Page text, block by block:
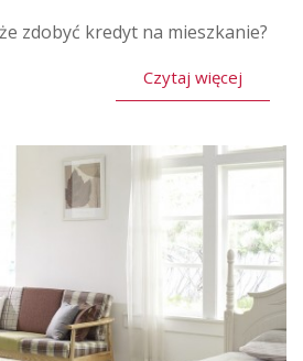
zdobyć kredyt na mieszkanie?
Czytaj więcej